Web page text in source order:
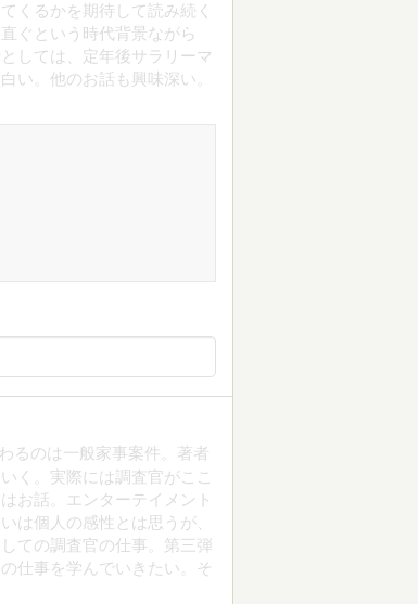
くるかを期待して読み続く
ぐという時代背景ながら
しては、定年後サラリーマ
い。他のお話も興味深い。
るのは一般家事案件。著者
く。実際には調査官がここ
お話。エンターテイメント
は個人の感性とは思うが、
ての調査官の仕事。第三弾
仕事を学んでいきたい。そ